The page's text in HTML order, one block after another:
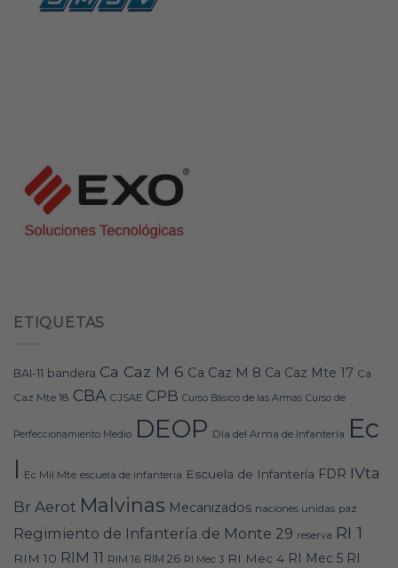
ETIQUETAS
BAI-11 bandera Ca Caz M 6 Ca Caz M 8 Ca Caz Mte 17 Ca
Caz Mte 18 CBA CJSAE CPB Curso Básico de las Armas Curso de
Perfeccionamiento Medio DEOP Día del Arma de Infantería Ec
I Ec Mil Mte escuela de infanteria Escuela de Infantería FDR IVta
Br Aerot Malvinas Mecanizados naciones unidas paz
Regimiento de Infantería de Monte 29 reserva RI 1
RIM 10 RIM 11 RIM 16 RIM 26 RI Mec 3 RI Mec 4 RI Mec 5 RI